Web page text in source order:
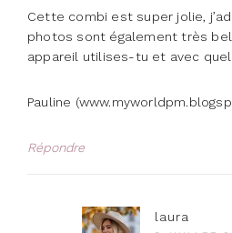
Cette combi est super jolie,
photos sont également très
appareil utilises-tu et avec
Pauline
Répondre
laura